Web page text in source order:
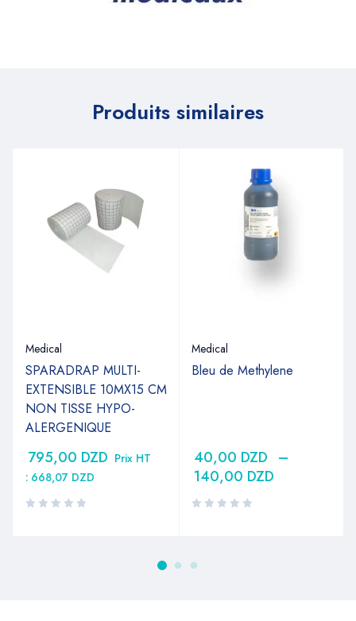
Produits similaires
Medical
SPARADRAP MULTI-
EXTENSIBLE 10MX15 CM
NON TISSE HYPO-
ALERGENIQUE
795,00 DZD Prix HT
: 668,07 DZD
Medical
Bleu de Methylene
40,00 DZD –
140,00 DZD